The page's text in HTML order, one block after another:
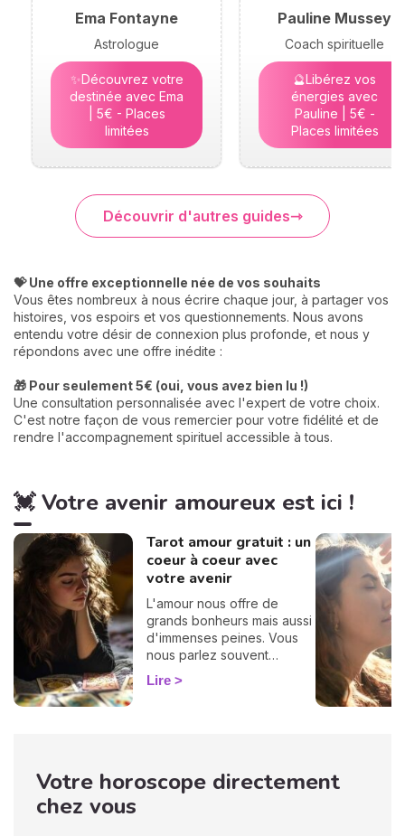
Ema Fontayne
Astrologue
✨Découvrez votre
destinée avec Ema
| 5€ - Places
limitées
Pauline Mussey
Coach spirituelle
🔮Libérez vos
énergies avec
Pauline | 5€ -
Places limitées
Découvrir d'autres guides
💝 Une offre exceptionnelle née de vos souhaits
Vous êtes nombreux à nous écrire chaque jour, à partager vos
histoires, vos espoirs et vos questionnements. Nous avons
entendu votre désir de connexion plus profonde, et nous y
répondons avec une offre inédite :
🎁 Pour seulement 5€ (oui, vous avez bien lu !)
Une consultation personnalisée avec l'expert de votre choix.
C'est notre façon de vous remercier pour votre fidélité et de
rendre l'accompagnement spirituel accessible à tous.
💓 Votre avenir amoureux est ici !
Tarot amour gratuit : un
coeur à coeur avec
votre avenir
L'amour nous offre de
grands bonheurs mais aussi
d'immenses peines. Vous
nous parlez souvent
d'amour dans vos
messages, vous nous
spéciale voyance amour.
Tirage de tarot amoureux,
Lire
Votre horoscope directement
chez vous